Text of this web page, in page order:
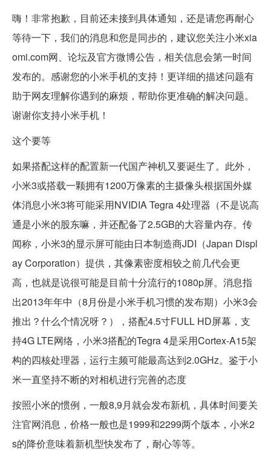
嗨！非常抱歉，目前还未接到具体通知，还是请您再耐心
等待一下，我们的消息和您是同步的，建议您关注小米xia
omi.com网、论坛及官方微博公告，相关信息会第一时间
发布的。感谢您的小米手机的支持！更详细的描述问题有
助于网友理解你遇到的麻烦，帮助你更准确的解决问题。
谢谢你支持小米手机！
这个要等
如果搭配这样的配置新一代国产神机又要诞生了。此外，
小米3或搭载一颗拥有1200万像素的主摄像头根据国外媒
体消息小米3将可能采用NVIDIA Tegra 4处理器（不是说高
通是小米的股东嘛，并还配备了2.5GB的大容量内存。传
闻称，小米3的显示屏可能由日本制造商JDI（Japan Displ
ay Corporation）提供，其像素密度相较之前几代会更
高，也就是说很可能是目前十分流行的1080p屏。消息指
出2013年年中（8月份是小米手机习惯的发布期）小米3会
推出？什么个情况呀？），搭配4.5寸FULL HD屏幕，支
持4G LTE网络，小米3搭配的Tegra 4是采用Cortex-A15架
构的四核处理器，运行主频可能最高达到2.0GHz。鉴于小
米一直坚持不断的对相机进行完善的态度
按照小米的惯例，一般8,9月就会发布新机，具体时间要关
注官网消息，价格一般也是1999和2299两个版本，小米2
s的降价意味着新机型快发布了，耐心等等。